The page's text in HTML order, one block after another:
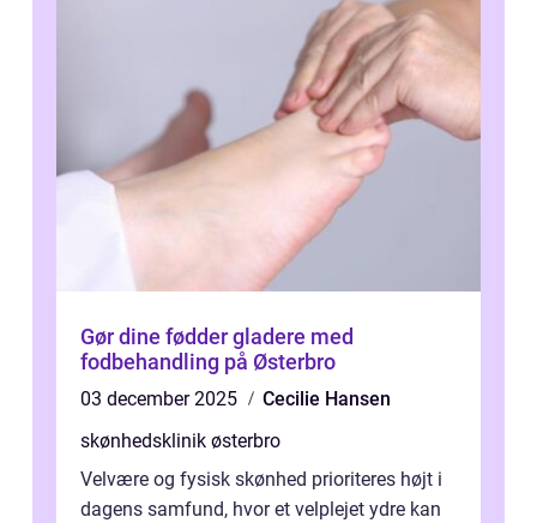
Gør dine fødder gladere med
fodbehandling på Østerbro
03 december 2025
Cecilie Hansen
skønhedsklinik østerbro
Velvære og fysisk skønhed prioriteres højt i
dagens samfund, hvor et velplejet ydre kan